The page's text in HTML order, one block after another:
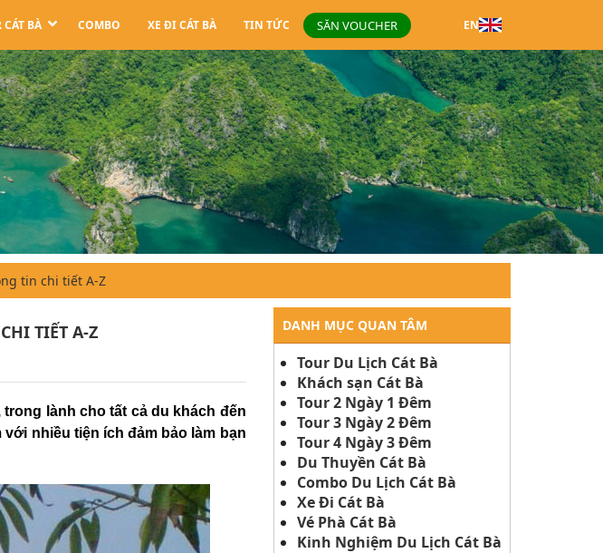
CÁT BÀ COMBO XE ĐI CÁT BÀ TIN TỨC SĂN VOUCHER EN
tin chi tiết A-Z
TIẾT A-Z
lành cho tất cả du khách đến
nhiều tiện ích đảm bảo làm bạn
DANH MỤC QUAN TÂM
Tour Du Lịch Cát Bà
Khách sạn Cát Bà
Tour 2 Ngày 1 Đêm
Tour 3 Ngày 2 Đêm
Tour 4 Ngày 3 Đêm
Du Thuyền Cát Bà
Combo Du Lịch Cát Bà
Xe Đi Cát Bà
Vé Phà Cát Bà
Kinh Nghiệm Du Lịch Cát Bà